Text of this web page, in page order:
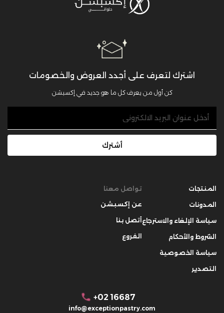
اشترك لتعرف على أجدد العروض والخصومات
كن أول من يعرف كل ما هو جديد في إكسبشن
أشترك
المنتجات
المدونات
سياسة الإلغاء والاسترجاع
الشروط والأحكام
سياسة الخصوصية
التصدير
تواصل معنا
عن إكسبشن
أتصل بنا
الفروع
+02 16687
info@exceptionpastry.com